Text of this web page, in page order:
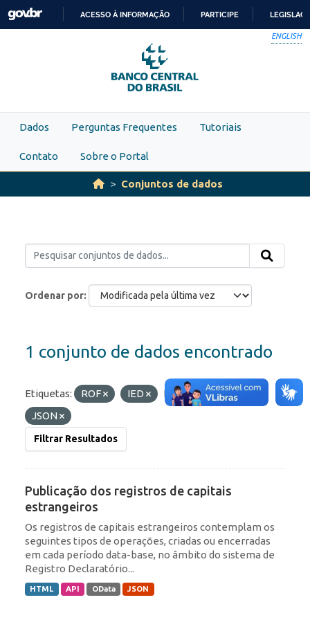
Skip to main content
PARA
O
CONTEÚDO
ACESSO À INFORMAÇÃO PARTICIPE
ENGLISH
Dados Perguntas Frequentes Tutoriais
Contato Sobre o Portal
Conjuntos de dados
Ordenar por
1 conjunto de dados encontrado
Etiquetas: ROF IED Formatos:
HTML
JSON
Filtrar Resultados
Publicação dos registros de capitais
estrangeiros
Os registros de capitais estrangeiros contemplam os
seguintes tipos de operações, criadas ou encerradas
em cada período data-base, no âmbito do sistema de
Registro Declaratório...
HTML API OData JSON